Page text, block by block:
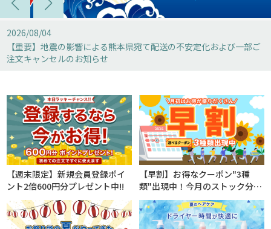
2026/08/04
【重要】地震の影響による熊本県宛て配送の不安定化および一部ご
注文キャンセルのお知らせ
【週末限定】新規会員登録ポイ
ント2倍600円分プレゼント中!!
【早割】お得なクーポン"3種
類"出現中！今月のストック分は
今の内に！